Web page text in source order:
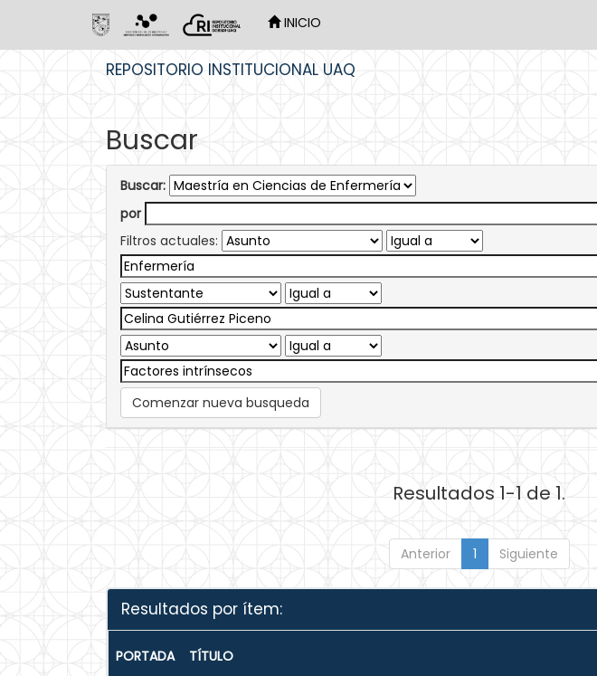
INICIO
REPOSITORIO INSTITUCIONAL UAQ
Buscar
Buscar:
por
Filtros actuales:
Comenzar nueva busqueda
Resultados 1-1 de 1.
Anterior 1 Siguiente
Resultados por ítem:
PORTADA TÍTULO